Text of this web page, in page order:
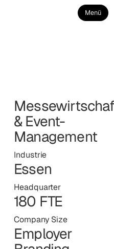
Menü
& Event-
Management
Industrie
Essen
Headquarter
180 FTE
Company Size
Employer